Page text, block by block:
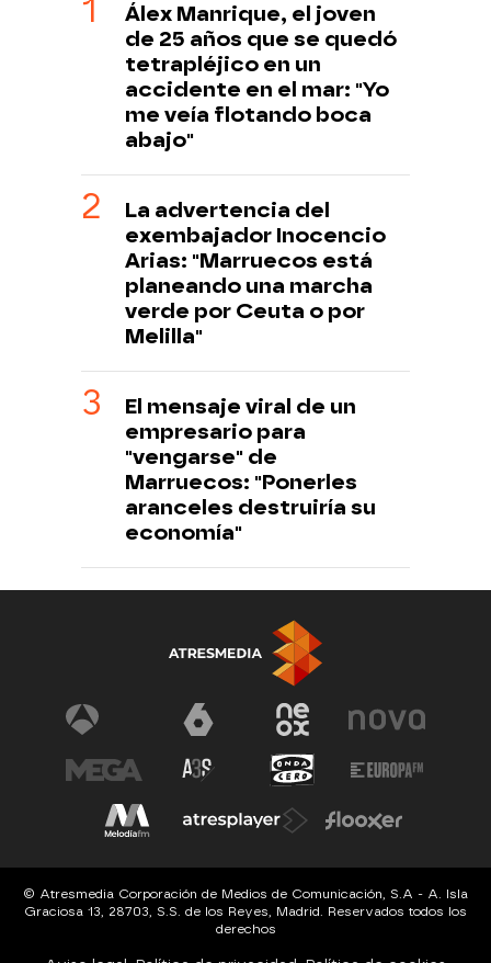
Álex Manrique, el joven
de 25 años que se quedó
tetrapléjico en un
accidente en el mar: "Yo
me veía flotando boca
abajo"
La advertencia del
exembajador Inocencio
Arias: "Marruecos está
planeando una marcha
verde por Ceuta o por
Melilla"
El mensaje viral de un
empresario para
"vengarse" de
Marruecos: "Ponerles
aranceles destruiría su
economía"
© Atresmedia Corporación de Medios de Comunicación, S.A - A. Isla
Graciosa 13, 28703, S.S. de los Reyes, Madrid. Reservados todos los
derechos